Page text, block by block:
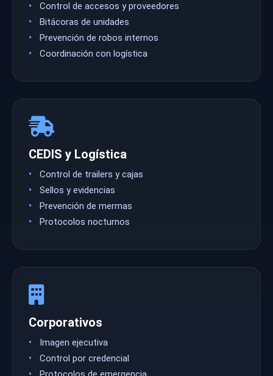
Control de accesos y proveedores
Bitácoras de unidades
Prevención de robos internos
Coordinación con logística
CEDIS y Logística
Control de trailers y cajas
Sellos y evidencias
Prevención de mermas
Protocolos nocturnos
Corporativos
Imagen ejecutiva
Control por credencial